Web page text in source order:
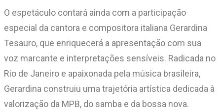
O espetáculo contará ainda com a participação
especial da cantora e compositora italiana Gerardina
Tesauro, que enriquecerá a apresentação com sua
voz marcante e interpretações sensíveis. Radicada no
Rio de Janeiro e apaixonada pela música brasileira,
Gerardina construiu uma trajetória artística dedicada à
valorização da MPB, do samba e da bossa nova.